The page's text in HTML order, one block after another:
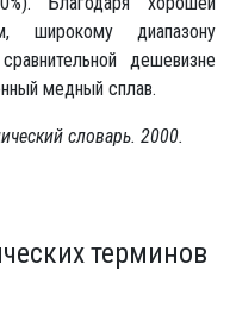
широкому диапазону
дешевизне
медный сплав.
словарь. 2000.
терминов